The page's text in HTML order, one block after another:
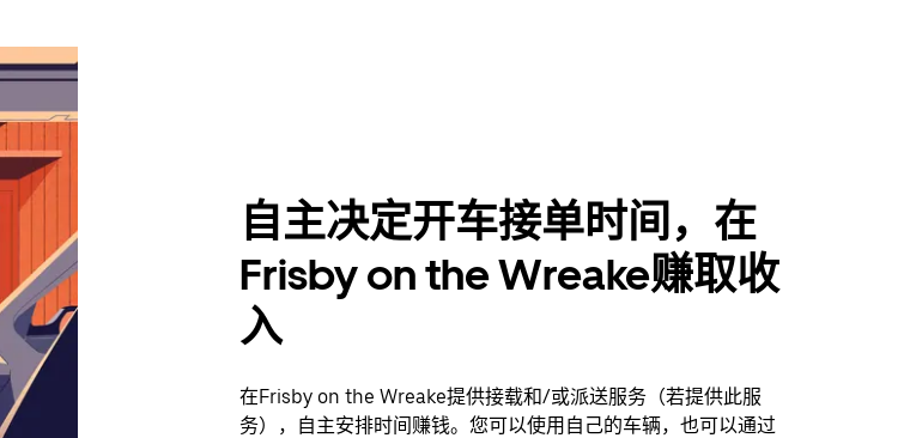
自主决定开车接单时间，在
Frisby on the Wreake赚取收
入
在Frisby on the Wreake提供接载和/或派送服务（若提供此服
务），自主安排时间赚钱。您可以使用自己的车辆，也可以通过